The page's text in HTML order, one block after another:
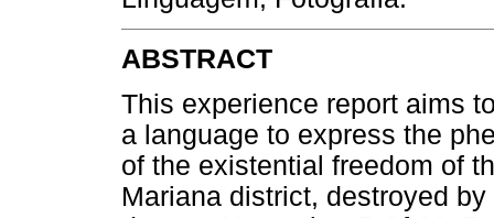
ABSTRACT
This experience report aims
a language to express the
of the existential freedom of
Mariana district, destroyed